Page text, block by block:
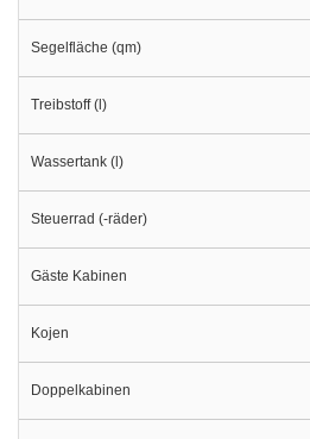
Segelfläche (qm)
Treibstoff (l)
Wassertank (l)
Steuerrad (-räder)
Gäste Kabinen
Kojen
Doppelkabinen